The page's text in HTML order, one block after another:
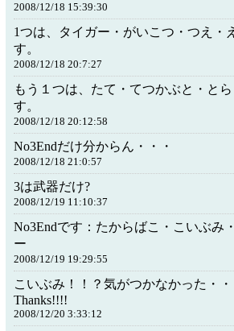
2008/12/18 15:39:30
1つは、タイガー・がいこつ・つえ・
す。
2008/12/18 20:7:27
もう１つは、たて・てつかぶと・と
す。
2008/12/18 20:12:58
No3Endだけ分からん・・・
2008/12/18 21:0:57
3は武器だけ?
2008/12/19 11:10:37
No3Endです：たからばこ・こいぶみ
ー
2008/12/19 19:29:55
こいぶみ！！？気がつかなかった・・
Thanks!!!!
2008/12/20 3:33:12